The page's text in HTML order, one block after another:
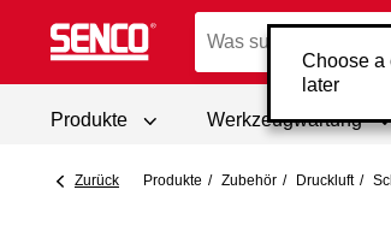
Choose a
later
Produkte Werkzeugwartung
Zurück Produkte Zubehör Druckluft